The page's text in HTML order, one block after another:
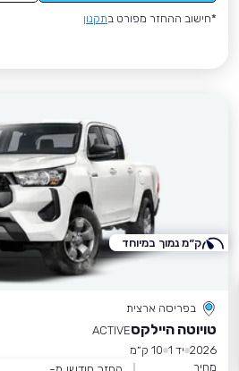
*חישוב ההחזר מפורט בתקנון
בפריסה ארצית
טויוטה היילקסACTIVE
2026 יד 1
10 ק״מ
מחיר
ק״מ נמוך במיוחד